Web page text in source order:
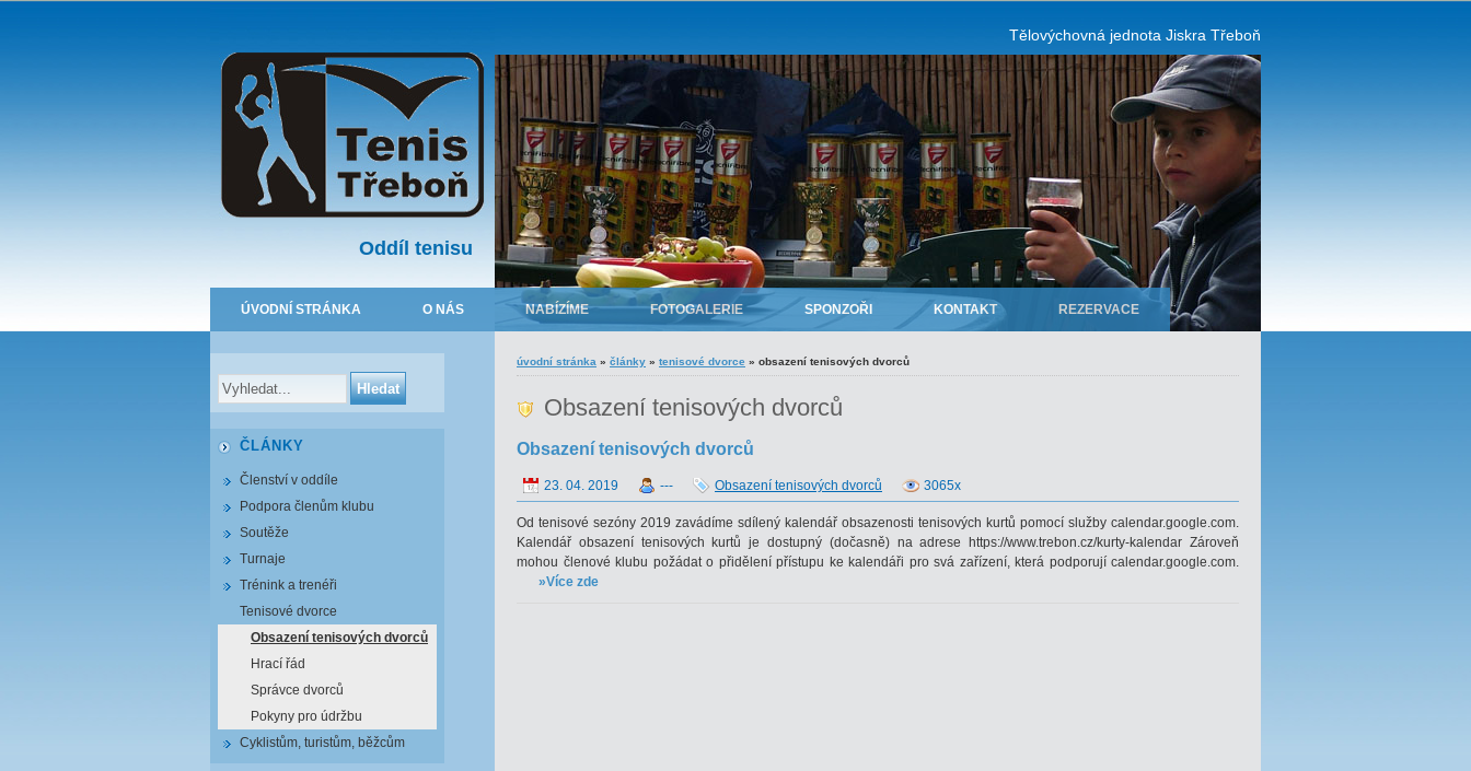
Oddíl tenisu
Tělovýchovná jednota Jiskra Třeboň
ÚVODNÍ STRÁNKA O NÁS NABÍZÍME FOTOGALERIE SPONZOŘI KONTAKT REZERVACE
úvodní stránka » články » tenisové dvorce » obsazení tenisových dvorců
Obsazení tenisových dvorců
Obsazení tenisových dvorců
23. 04. 2019 --- Obsazení tenisových dvorců 3065x
Od tenisové sezóny 2019 zavádíme sdílený kalendář obsazenosti tenisových kurtů pomocí služby calendar.google.com.
Kalendář obsazení tenisových kurtů je dostupný (dočasně) na adrese https://www.trebon.cz/kurty-kalendar Zároveň
mohou členové klubu požádat o přidělení přístupu ke kalendáři pro svá zařízení, která podporují calendar.google.com.
»Více zde
ČLÁNKY
Členství v oddíle
Podpora členům klubu
Soutěže
Turnaje
Trénink a trenéři
Tenisové dvorce
Obsazení tenisových dvorců
Hrací řád
Správce dvorců
Pokyny pro údržbu
Cyklistům, turistům, běžcům